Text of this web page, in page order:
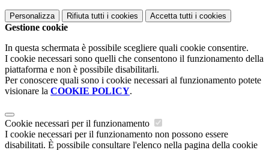
Personalizza Rifiuta tutti i cookies Accetta tutti i cookies
Gestione cookie
In questa schermata è possibile scegliere quali cookie consentire.
I cookie necessari sono quelli che consentono il funzionamento della
piattaforma e non è possibile disabilitarli.
Per conoscere quali sono i cookie necessari al funzionamento potete
visionare la COOKIE POLICY.
Cookie necessari per il funzionamento
I cookie necessari per il funzionamento non possono essere
disabilitati. È possibile consultare l'elenco nella pagina della cookie